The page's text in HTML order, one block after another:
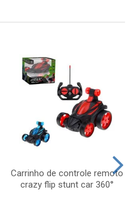
Carrinho de controle remoto
crazy flip stunt car 360°